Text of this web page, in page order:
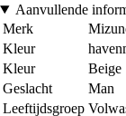
Aanvullende
Merk
Kleur
Kleur
Beige
Geslacht
Man
Leeftijdsgroep